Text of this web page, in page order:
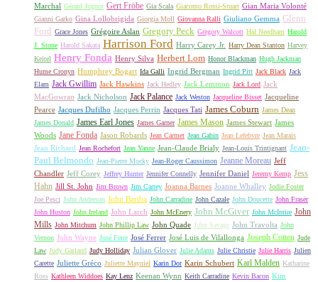
Marchal Gérard Jugnot Gert Fröbe Gia Scala Giacomo Rossi-Stuart Gian Maria Volonté
Gianni Garko Gina Lollobrigida Giorgia Moll Giovanna Ralli Giuliano Gemma Glenn
Ford
Grace Jones Grégoire Aslan Gregory Peck Gregory Walcott Hal Needham Harold
J. Stone Harold Sakata Harrison Ford Harry Carey Jr. Harry Dean Stanton Harvey
Keitel Henry Fonda Henry Silva Herbert Lom Honor Blackman Hugh Jackman
Hume Cronyn Humphrey Bogart Ida Galli Ingrid Bergman Ingrid Pitt Jack Black Jack
Elam Jack Gwillim Jack Hawkins Jack Hedley Jack Lemmon Jack Lord Jack
MacGowran Jack Nicholson Jack Palance Jack Weston Jacqueline Bisset Jacqueline
Pearce Jacques Dufilho Jacques Perrin Jacques Tati James Coburn James Dean
James Donald James Earl Jones James Garner James Mason James Stewart James
Woods Jane Fonda Jason Robards Jean Carmet Jean Gabin Jean Lefebvre Jean Marais
Jean Richard Jean Rochefort Jean Yanne Jean-Claude Brialy Jean-Louis Trintignant Jean-
Paul Belmondo Jean-Pierre Mocky Jean-Roger Caussimon Jeanne Moreau Jeff
Chandler Jeff Corey Jeffrey Hunter Jennifer Connelly Jennifer Daniel Jeremy Kemp Jess
Hahn Jill St. John Jim Brown Jim Carrey Joanna Barnes Joanne Whalley Jodie Foster
Joe Pesci John Anderson John Bartha John Carradine John Cazale John Doucette John Fraser
John Huston John Ireland John Larch John McEnery John McGiver John McIntire John
Mills John Mitchum John Phillip Law John Quade John Savage John Travolta John
Vernon John Wayne José Ferre José Ferrer José Luis de Vilallonga Joseph Cotten Jude
Law Judy Garland Judy Holliday Julian Glover Julie Adams Julie Christie Julie Harris Julien
Carette Juliette Gréco Juliette Mayniel Karin Dor Karin Schubert Karl Malden Katharine
Ross Kathleen Widdoes Kay Lenz Keenan Wynn Keith Carradine Kevin Bacon Kim